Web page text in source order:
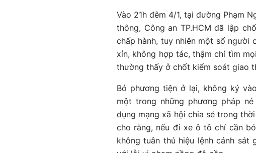
Vào 21h đêm 4/1, tại đường Phạm
thông, Công an TP.HCM đã lập
chấp hành, tuy nhiên một số người
xỉn, không hợp tác, thậm chí tìm
thường thấy ở chốt kiểm soát giao
Bỏ phương tiện ở lại, không ký
một trong những phương pháp
dụng mạng xã hội chia sẻ trong
cho rằng, nếu đi xe ô tô chỉ cần
không tuân thủ hiệu lệnh cảnh sát